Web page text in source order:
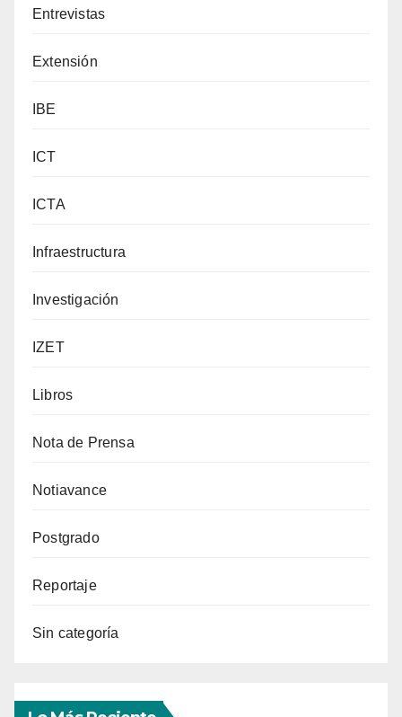
Entrevistas
Extensión
IBE
ICT
ICTA
Infraestructura
Investigación
IZET
Libros
Nota de Prensa
Notiavance
Postgrado
Reportaje
Sin categoría